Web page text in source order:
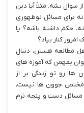
سوال بشه. مثلاً آیا دین
برای مسائل نوظهوری
حکم داشته باشه؟ یا
کنار بیاد؟
مطالعه هستن، دنبال
بفهمن که آموزه های
رو تو زندگی پر از
مختص جوون ها نیست،
مسائل دست و پنجه نرم